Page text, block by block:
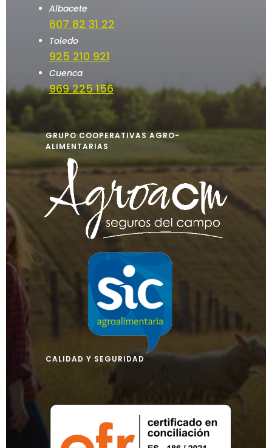
Albacete
607 82 31 22
Toledo
925 210 921
Cuenca
969 225 156
GRUPO COOPERATIVAS AGRO-
ALIMENTARIAS
CALIDAD Y SEGURIDAD